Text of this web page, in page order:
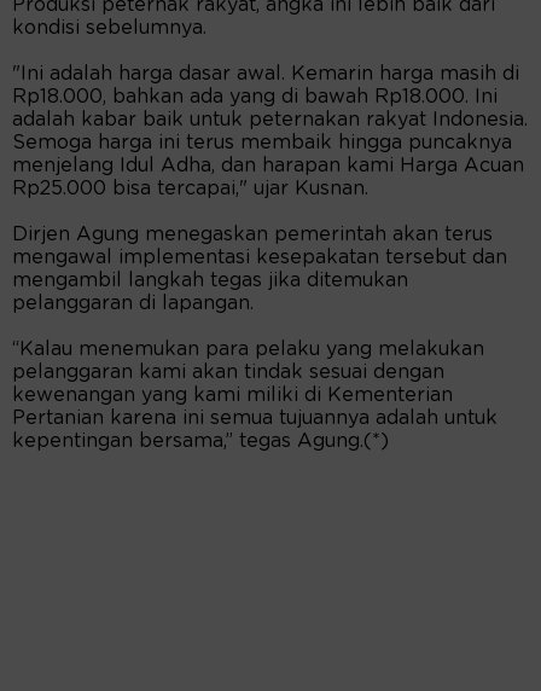
Produksi peternak rakyat, angka ini lebih baik dari
kondisi sebelumnya.
"Ini adalah harga dasar awal. Kemarin harga masih di
Rp18.000, bahkan ada yang di bawah Rp18.000. Ini
adalah kabar baik untuk peternakan rakyat Indonesia.
Semoga harga ini terus membaik hingga puncaknya
menjelang Idul Adha, dan harapan kami Harga Acuan
Rp25.000 bisa tercapai," ujar Kusnan.
Dirjen Agung menegaskan pemerintah akan terus
mengawal implementasi kesepakatan tersebut dan
mengambil langkah tegas jika ditemukan
pelanggaran di lapangan.
“Kalau menemukan para pelaku yang melakukan
pelanggaran kami akan tindak sesuai dengan
kewenangan yang kami miliki di Kementerian
Pertanian karena ini semua tujuannya adalah untuk
kepentingan bersama,” tegas Agung.(*)